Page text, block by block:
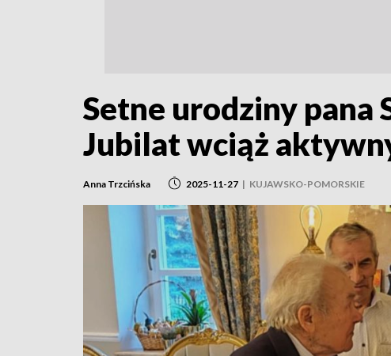
Setne urodziny pana
Jubilat wciąż
Anna Trzcińska 2025-11-27 | KUJAWSKO-POMORSKIE